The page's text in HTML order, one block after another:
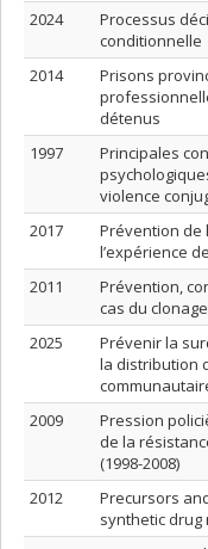
2024
Processus
conditionnelle
2014
Prisons
détenus
1997
Principales
violence
2017
Prévention de
l’expérience
2011
Prévention,
cas du
2025
Prévenir la
la distribution
2009
Pression
de la
(1998-2008)
2012
Precursors
synthetic drug